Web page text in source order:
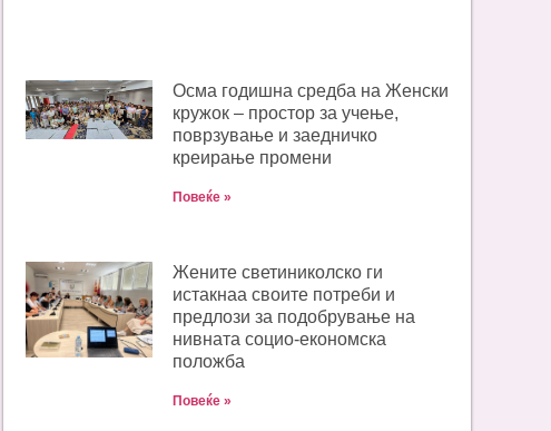
Oсма годишна средба на Женски
кружок – простор за учење,
поврзување и заедничко
креирање промени
Повеќе »
Жените светиниколско ги
истакнаа своите потреби и
предлози за подобрување на
нивната социо-економска
положба
Повеќе »